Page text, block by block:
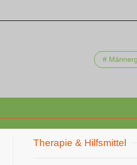
#
Therapie & Hilfsmittel